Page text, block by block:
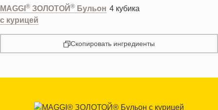
MAGGI ® ЗОЛОТОЙ ® Бульон
с курицей
4 кубика
Скопировать ингредиенты